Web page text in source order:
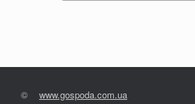
© www.gospoda.com.ua